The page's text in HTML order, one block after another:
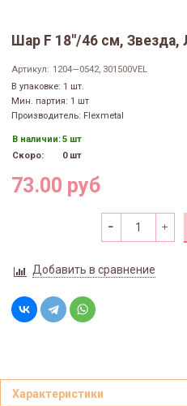
Шар F 18"/46 см, Звезда,
Артикул: 1204—0542, 301500VEL
В упаковке: 1 шт.
Мин. партия: 1 шт
Производитель: Flexmetal
В наличии:5 шт
Скоро:
0 шт
73.00 руб
Добавить в сравнение
Характеристики